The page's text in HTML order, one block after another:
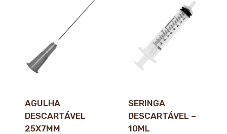
AGULHA
DESCARTÁVEL
25X7MM
SERINGA
DESCARTÁVEL –
10ML